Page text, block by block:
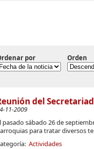
por Orden
del
11-2009
pasado sábado 26 de
para tratar diversos
Actividades